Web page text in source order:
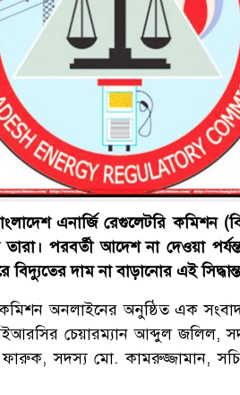
এনার্জি রেগুলেটরি কমিশন
পরবর্তী আদেশ না দেওয়া
বিদ্যুতের দাম না বাড়ানোর এই
অনলাইনের অনুষ্ঠিত এক
চেয়ারম্যান আব্দুল
সদস্য মো. কামরুজ্জামান,